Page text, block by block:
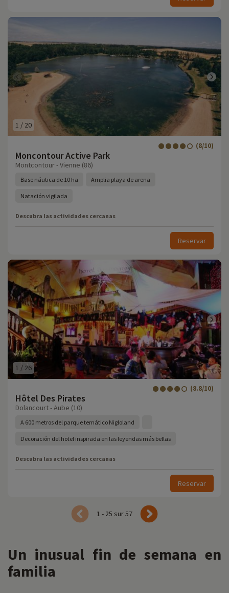
1 / 20
Moncontour Active Park
(8/10)
Montcontour - Vienne (86)
Base náutica de 10 ha Amplia playa de arena
Natación vigilada
Descubra las actividades cercanas
Reservar
1 / 26
Hôtel Des Pirates
(8.8/10)
Dolancourt - Aube (10)
A 600 metros del parque temático Nigloland
Decoración del hotel inspirada en las leyendas más bellas
Descubra las actividades cercanas
Reservar
1 - 25 sur 57
Un inusual fin de semana en
familia